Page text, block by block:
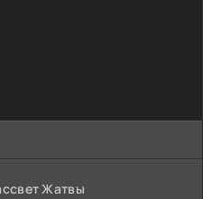
Жатвы